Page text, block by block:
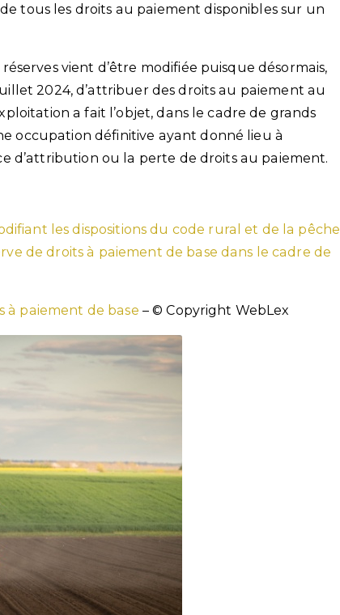
tous les droits au paiement disponibles sur un
vient d’être modifiée puisque désormais,
2024, d’attribuer des droits au paiement au
a fait l’objet, dans le cadre de grands
occupation définitive ayant donné lieu à
d’attribution ou la perte de droits au paiement.
les dispositions du code rural et de la pêche
de droits à paiement de base dans le cadre de
à paiement de base – © Copyright WebLex